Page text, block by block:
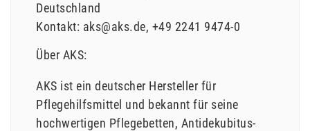
Deutschland
Kontakt: aks@aks.de +49 2241 9474-0
Über AKS:
AKS ist ein deutscher Hersteller für
Pflegehilfsmittel und bekannt für seine
hochwertigen Pflegebetten, Antidekubitus-